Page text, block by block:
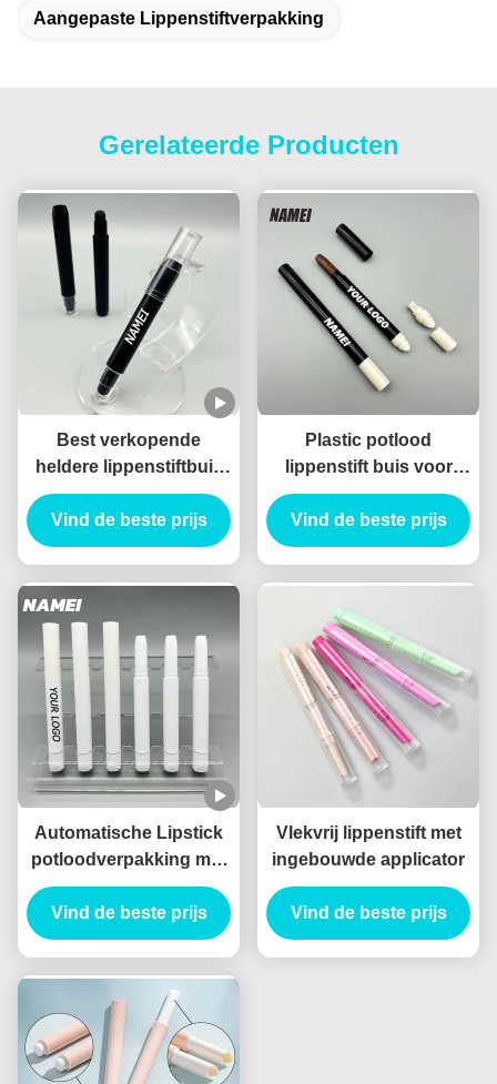
Aangepaste Lippenstiftverpakking
Gerelateerde Producten
Best verkopende
heldere lippenstiftbuis
Zwarte kleurrijke
lippenstiftverpakking
met borstel
Vind de beste prijs
Plastic potlood
lippenstift buis voor
langdurige toepassing
Vind de beste prijs
Automatische Lipstick
potloodverpakking met
potloodvorm en
vlekbestendige
technologie lege
Vind de beste prijs
Vlekvrij lippenstift met
ingebouwde applicator
Vind de beste prijs